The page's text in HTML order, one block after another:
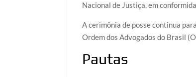
Nacional de Justiça, em
A cerimônia de posse continua
Ordem dos Advogados do Brasil
Pautas